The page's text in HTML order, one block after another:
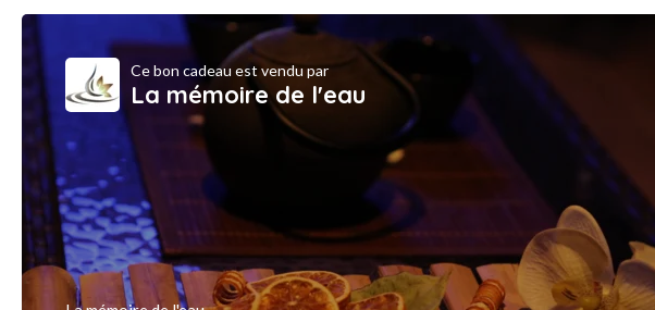
Ce bon cadeau est vendu par
La mémoire de l'eau